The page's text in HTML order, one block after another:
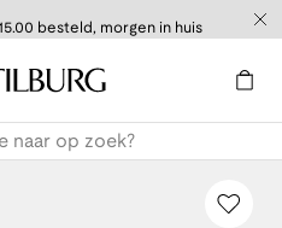
besteld, morgen in huis